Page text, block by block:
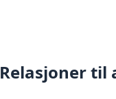
Relasjoner til